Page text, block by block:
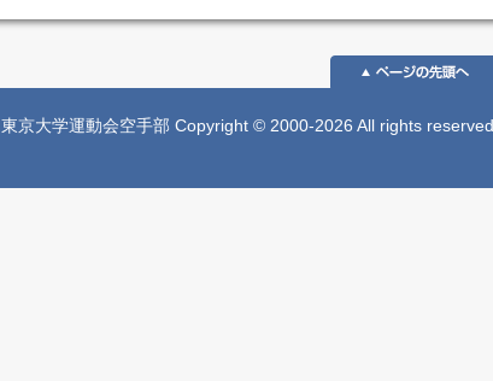
東京大学運動会空手部 Copyright © 2000-2026 All rights reserved.